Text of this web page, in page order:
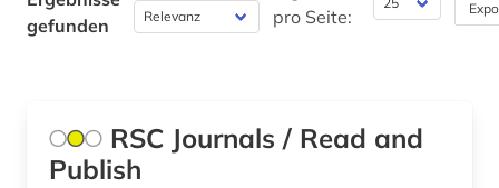
slawistik (1)
gefunden
pro Seite:
RSC Journals / Read and
Publish